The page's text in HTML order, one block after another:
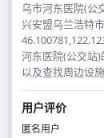
乌市河东医院(公
兴安盟乌兰浩特
河东医院(公交站)
以及查找周边设施
用户评价
匿名用户